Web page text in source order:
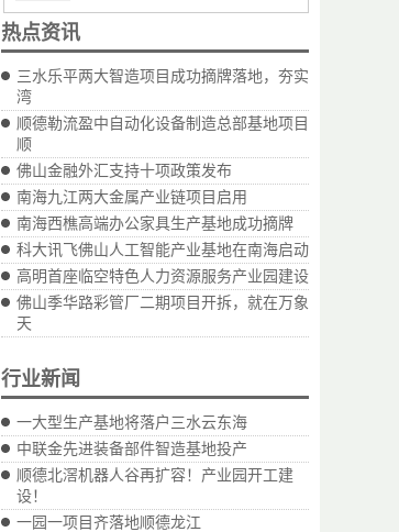
热点资讯
三水乐平两大智造项目成功摘牌落地，夯实
湾
顺德勒流盈中自动化设备制造总部基地项目
顺
佛山金融外汇支持十项政策发布
南海九江两大金属产业链项目启用
南海西樵高端办公家具生产基地成功摘牌
科大讯飞佛山人工智能产业基地在南海启动
高明首座临空特色人力资源服务产业园建设
佛山季华路彩管厂二期项目开拆，就在万象
天
行业新闻
一大型生产基地将落户三水云东海
中联金先进装备部件智造基地投产
顺德北滘机器人谷再扩容！产业园开工建
设！
一园一项目齐落地顺德龙江